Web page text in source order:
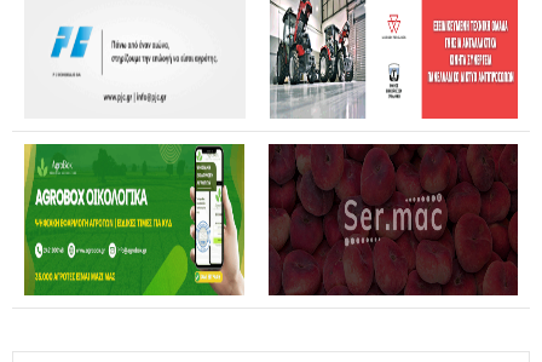
Θανάσης Καββαδάς: Θωρακίζεται όλη η χώρα απέναντι